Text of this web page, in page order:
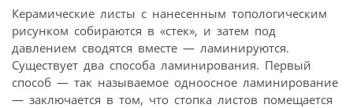
Керамические листы с нанесенным топологическим
рисунком собираются в «стек», и затем под
давлением сводятся вместе — ламинируются.
Существует два способа ламинирования. Первый
способ — так называемое одноосное ламинирование
— заключается в том, что стопка листов помещается